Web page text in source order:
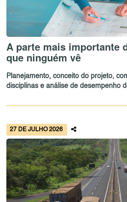
A parte mais importante
que ninguém vê
Planejamento, conceito do projeto,
disciplinas e análise de desempenho
27 DE JULHO 2026